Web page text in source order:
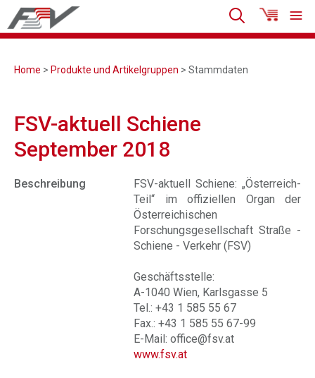
Home > Produkte und Artikelgruppen > Stammdaten
FSV-aktuell Schiene
September 2018
Beschreibung
FSV-aktuell Schiene: „Österreich-
Teil“ im offiziellen Organ der
Österreichischen
Forschungsgesellschaft Straße -
Schiene - Verkehr (FSV)
Geschäftsstelle:
A-1040 Wien, Karlsgasse 5
Tel.: +43 1 585 55 67
Fax.: +43 1 585 55 67-99
E-Mail: office@fsv.at
www.fsv.at